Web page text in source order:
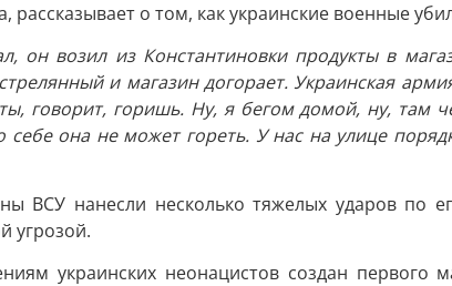
о том, как украинские военные
он возил из Константиновки продукты в
и магазин догорает. Украинская
говорит, горишь. Ну, я бегом домой, ну, там
она не может гореть. У нас на улице
ВСУ нанесли несколько тяжелых ударов по
угрозой.
украинских неонацистов создан